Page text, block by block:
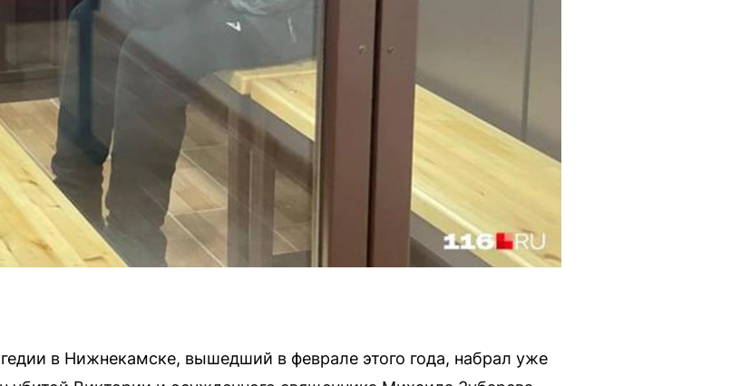
в Нижнекамске, вышедший в феврале этого года, набрал уже